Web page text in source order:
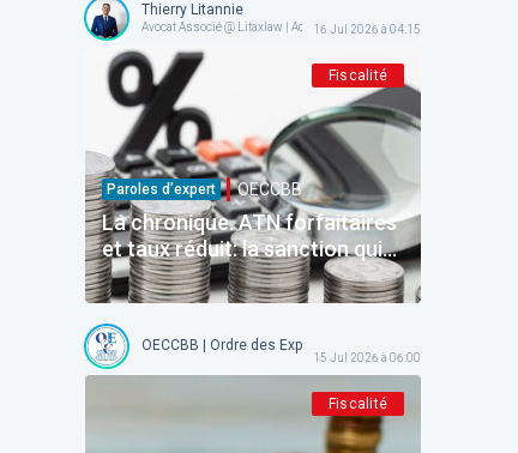
Thierry Litannie
Avocat Associé @ Litaxlaw | Administrateur @ OECCBB
16 Jul 2026 à 04:15
Fiscalité
Paroles d’expert OECCBB
La chronique. ATN forfaitaires
et taux réduit: la sanction qui
ne frappe que ceux qui étaient
en règle.
OECCBB | Ordre des Experts-comptables et
15 Jul 2026 à 06:00
Fiscalité